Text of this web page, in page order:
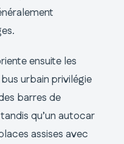
ensuite les
urbain privilégie
barres de
qu’un autocar
assises avec